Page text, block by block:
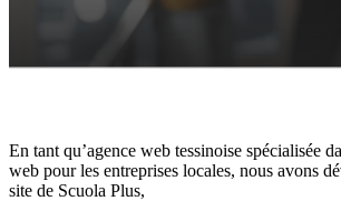
En tant qu’agence web tessinoise spécialisée
web pour les entreprises locales, nous avons
site de Scuola Plus,